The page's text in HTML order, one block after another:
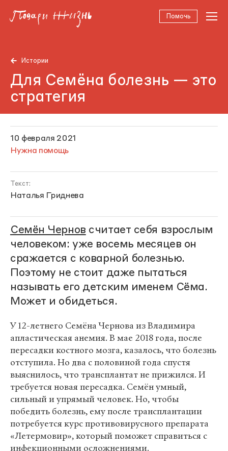
Помочь
Истории
Для Семёна болезнь — это
стратегия
10 февраля 2021
Нужна помощь
Текст:
Наталья Гриднева
Семён Чернов считает себя взрослым
человеком: уже восемь месяцев он
сражается с коварной болезнью.
Поэтому не стоит даже пытаться
называть его детским именем Сёма.
Может и обидеться.
У 12-летнего Семёна Чернова из Владимира
апластическая анемия. В мае 2018 года, после
пересадки костного мозга, казалось, что болезнь
отступила. Но два с половиной года спустя
выяснилось, что трансплантат не прижился. И
требуется новая пересадка. Семён умный,
сильный и упрямый человек. Но, чтобы
победить болезнь, ему после трансплантации
потребуется курс противовирусного препарата
«Летермовир», который поможет справиться с
инфекционными осложнениями.